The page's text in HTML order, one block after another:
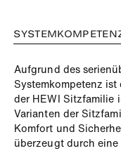
Aufgrund des
Systemkompetenz
der HEWI Sitzfamilie
Varianten der
Komfort und
überzeugt durch